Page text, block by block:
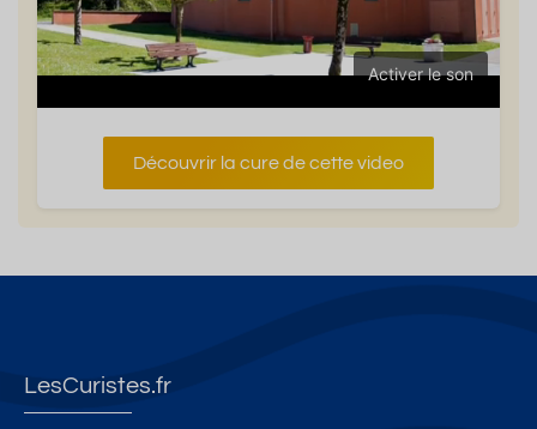
Activer le son
Découvrir la cure de cette video
LesCuristes.fr